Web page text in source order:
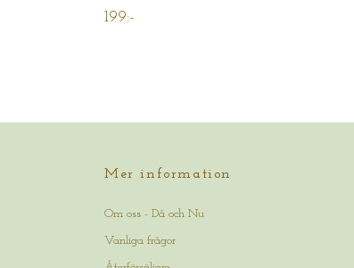
199:-
Mer information
Om oss - Då och Nu
Vanliga frågor